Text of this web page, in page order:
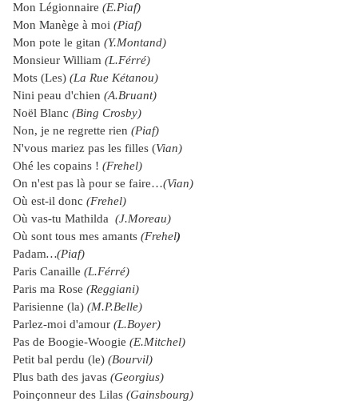
Mon Légionnaire (E.Piaf)
Mon Manège à moi (Piaf)
Mon pote le gitan (Y.Montand)
Monsieur William (L.Férré)
Mots (Les) (La Rue Kétanou)
Nini peau d'chien (A.Bruant)
Noël Blanc (Bing Crosby)
Non, je ne regrette rien (Piaf)
N'vous mariez pas les filles (Vian)
Ohé les copains ! (Frehel)
On n'est pas là pour se faire…(Vian)
Où est-il donc (Frehel)
Où vas-tu Mathilda (J.Moreau)
Où sont tous mes amants (Frehel)
Padam…(Piaf)
Paris Canaille (L.Férré)
Paris ma Rose (Reggiani)
Parisienne (la) (M.P.Belle)
Parlez-moi d'amour (L.Boyer)
Pas de Boogie-Woogie (E.Mitchel)
Petit bal perdu (le) (Bourvil)
Plus bath des javas (Georgius)
Poinçonneur des Lilas (Gainsbourg)